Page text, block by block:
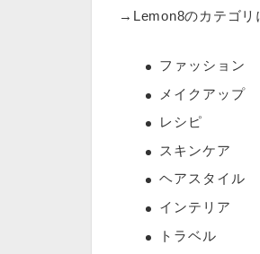
→Lemon8のカテゴリ
ファッション
メイクアップ
レシピ
スキンケア
ヘアスタイル
インテリア
トラベル